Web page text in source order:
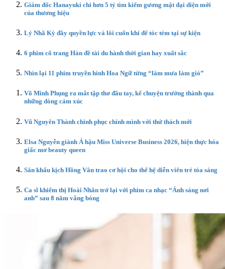
Giám đốc Hanayuki chi hơn 5 tỷ tìm kiếm gương mặt đại diện mới
của thương hiệu
Lý Nhã Kỳ đầy quyền lực và lôi cuốn khi để tóc tém tại sự kiện
6 phim cổ trang Hàn đề tài du hành thời gian hay xuất sắc
Nhìn lại 11 phim truyền hình Hoa Ngữ từng “làm mưa làm gió”
Võ Minh Phụng ra mắt tập thơ đầu tay, kể chuyện trưởng thành qua
những dòng cảm xúc
Vũ Nguyên Thành chinh phục chính mình với thử thách mới
Elsa Nguyễn giành Á hậu Miss Universe Business 2026, hiện thực hóa
giấc mơ beauty queen
Sân khấu kịch Hồng Vân trao cơ hội cho thế hệ diễn viên trẻ tỏa sáng
Ca sĩ khiếm thị Hoài Nhân trở lại với phim ca nhạc “Ánh sáng nơi
anh” sau 8 năm vắng bóng